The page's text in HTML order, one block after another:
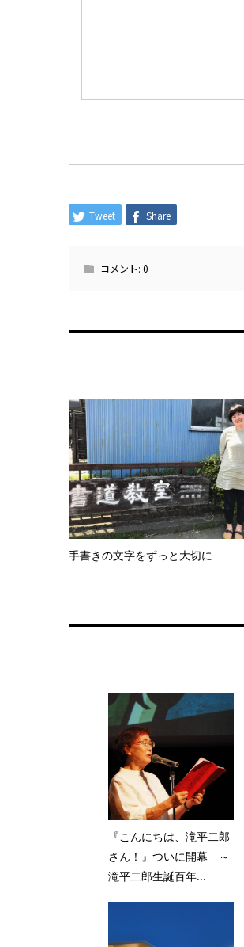
Tweet Share
コメント: 0
手書きの文字をずっと大切に
『こんにちは、滝平二郎
さん！』ついに開幕 ～
滝平二郎生誕百年...